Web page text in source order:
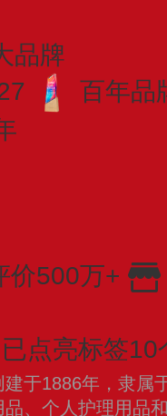
品牌
百年品
价500万+
已点亮标签10
建于1886年，隶
、个人护理用品